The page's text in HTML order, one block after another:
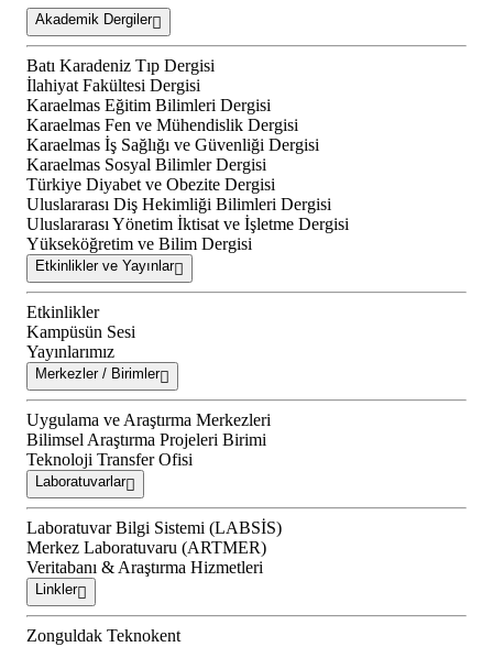
Akademik Dergiler
Batı Karadeniz Tıp Dergisi
İlahiyat Fakültesi Dergisi
Karaelmas Eğitim Bilimleri Dergisi
Karaelmas Fen ve Mühendislik Dergisi
Karaelmas İş Sağlığı ve Güvenliği Dergisi
Karaelmas Sosyal Bilimler Dergisi
Türkiye Diyabet ve Obezite Dergisi
Uluslararası Diş Hekimliği Bilimleri Dergisi
Uluslararası Yönetim İktisat ve İşletme Dergisi
Yükseköğretim ve Bilim Dergisi
Etkinlikler ve Yayınlar
Etkinlikler
Kampüsün Sesi
Yayınlarımız
Merkezler / Birimler
Uygulama ve Araştırma Merkezleri
Bilimsel Araştırma Projeleri Birimi
Teknoloji Transfer Ofisi
Laboratuvarlar
Laboratuvar Bilgi Sistemi (LABSİS)
Merkez Laboratuvaru (ARTMER)
Veritabanı & Araştırma Hizmetleri
Linkler
Zonguldak Teknokent